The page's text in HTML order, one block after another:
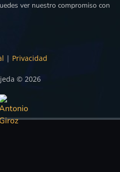
ver nuestro compromiso con
| Privacidad
© 2026